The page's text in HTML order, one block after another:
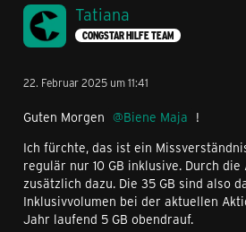
Tatiana
CONGSTAR HILFE TEAM
22. Februar 2025 um 11:41
Guten Morgen Biene Maja !
Ich fürchte, das ist ein
regulär nur 10 GB inklusive. Durch die
zusätzlich dazu. Die 35 GB sind also
Inklusivvolumen bei der aktuellen
Jahr laufend 5 GB obendrauf.